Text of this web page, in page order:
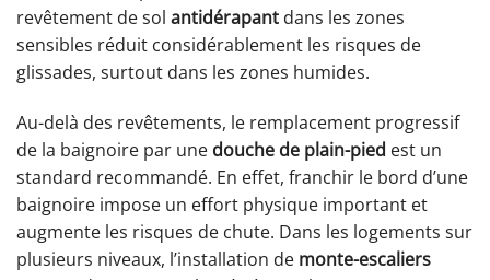
revêtement de sol antidérapant dans les zones
sensibles réduit considérablement les risques de
glissades, surtout dans les zones humides.
Au-delà des revêtements, le remplacement progressif
de la baignoire par une douche de plain-pied est un
standard recommandé. En effet, franchir le bord d’une
baignoire impose un effort physique important et
augmente les risques de chute. Dans les logements sur
plusieurs niveaux, l’installation de monte-escaliers